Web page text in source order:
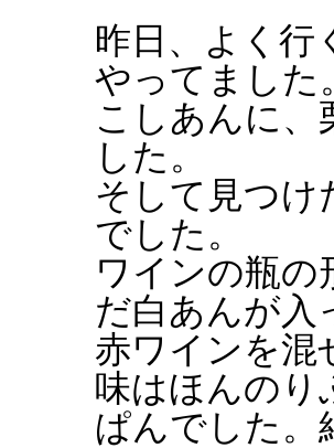
昨日、よく行
やってました
こしあんに、
した。
そして見つけ
でした。
ワインの瓶の
だ白あんが入
赤ワインを混
味はほんのり
ぱんでした。